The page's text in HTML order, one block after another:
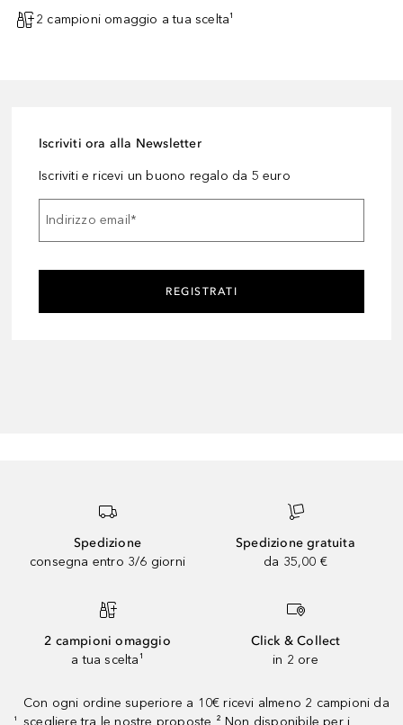
2 campioni omaggio a tua scelta¹
Iscriviti ora alla Newsletter
Iscriviti e ricevi un buono regalo da 5 euro
Indirizzo email*
REGISTRATI
Spedizione
consegna entro 3/6 giorni
Spedizione gratuita
da 35,00 €
2 campioni omaggio
a tua scelta¹
Click & Collect
in 2 ore
¹
Con ogni ordine superiore a 10€ ricevi almeno 2 campioni da
scegliere tra le nostre proposte ² Non disponibile per i